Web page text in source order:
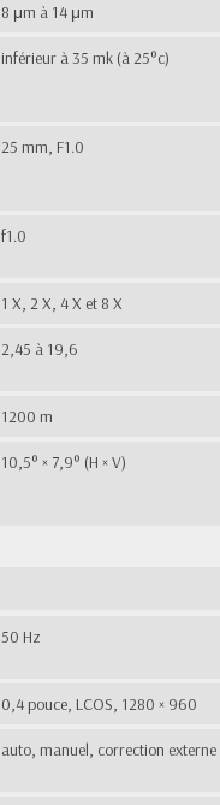
8 μm à 14 μm
inférieur à 35 mk (à 25°c)
25 mm, F1.0
f1.0
1 X, 2 X, 4 X et 8 X
2,45 à 19,6
1200 m
10,5° × 7,9° (H × V)
50 Hz
0,4 pouce, LCOS, 1280 × 960
auto, manuel, correction externe